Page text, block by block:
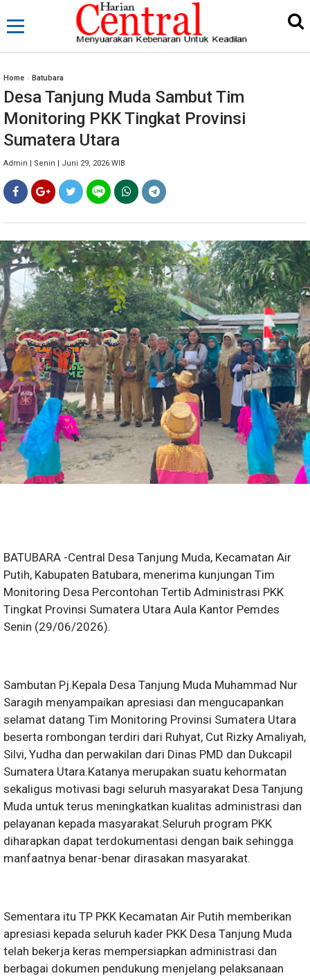
Home » Batubara
Desa Tanjung Muda Sambut Tim
Monitoring PKK Tingkat Provinsi
Sumatera Utara
Admin | Senin | Juni 29, 2026 WIB
BATUBARA -Central Desa Tanjung Muda, Kecamatan Air
Putih, Kabupaten Batubara, menerima kunjungan Tim
Monitoring Desa Percontohan Tertib Administrasi PKK
Tingkat Provinsi Sumatera Utara Aula Kantor Pemdes
Senin (29/06/2026).
Sambutan Pj.Kepala Desa Tanjung Muda Muhammad Nur
Saragih menyampaikan apresiasi dan mengucapankan
selamat datang Tim Monitoring Provinsi Sumatera Utara
beserta rombongan terdiri dari Ruhyat, Cut Rizky Amaliyah,
Silvi, Yudha dan perwakilan dari Dinas PMD dan Dukcapil
Sumatera Utara.Katanya merupakan suatu kehormatan
sekaligus motivasi bagi seluruh masyarakat Desa Tanjung
Muda untuk terus meningkatkan kualitas administrasi dan
pelayanan kepada masyarakat.Seluruh program PKK
diharapkan dapat terdokumentasi dengan baik sehingga
manfaatnya benar-benar dirasakan masyarakat.
Sementara itu TP PKK Kecamatan Air Putih memberikan
apresiasi kepada seluruh kader PKK Desa Tanjung Muda
telah bekerja keras mempersiapkan administrasi dan
berbagai dokumen pendukung menjelang pelaksanaan